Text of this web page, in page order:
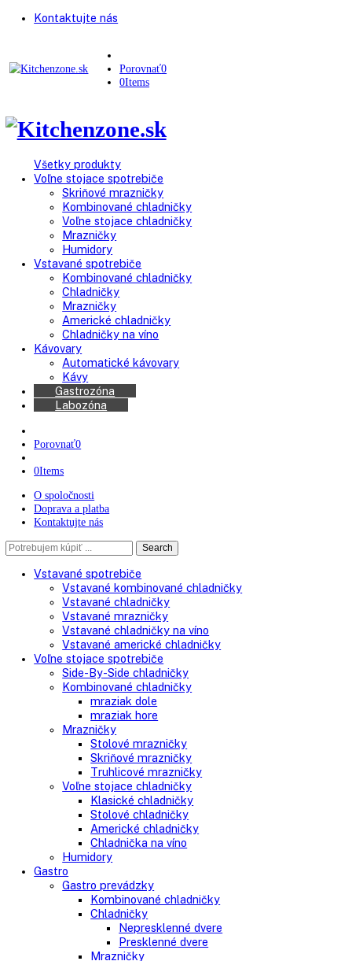
Kontaktujte nás
Porovnať
0Items
Všetky produkty
Voľne stojace spotrebiče
Skriňové mrazničky
Kombinované chladničky
Voľne stojace chladničky
Mrazničky
Humidory
Vstavané spotrebiče
Kombinované chladničky
Chladničky
Mrazničky
Americké chladničky
Chladničky na víno
Kávovary
Automatické kávovary
Labozóna
Porovnať0
0Items
O spoločnosti
Kontaktujte nás
Search
Vstavané spotrebiče
Vstavané kombinované chladničky
Vstavané chladničky
Vstavané mrazničky
Vstavané chladničky na víno
Vstavané americké chladničky
Voľne stojace spotrebiče
Side-By-Side chladničky
Kombinované chladničky
mraziak dole
mraziak hore
Mrazničky
Stolové mrazničky
Skriňové mrazničky
Truhlicové mrazničky
Voľne stojace chladničky
Klasické chladničky
Stolové chladničky
Americké chladničky
Chladnička na víno
Humidory